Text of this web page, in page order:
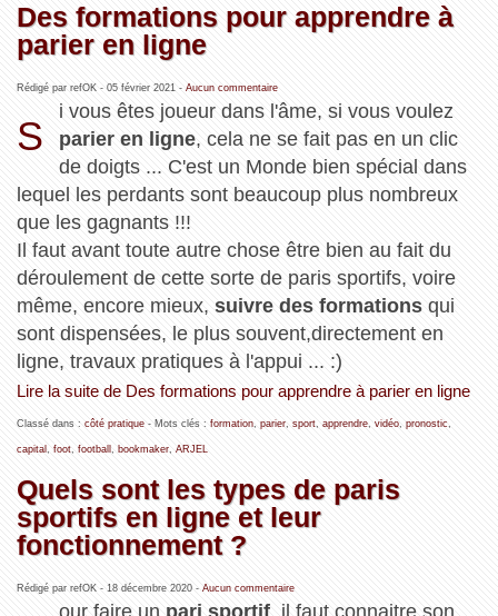
Des formations pour apprendre à
parier en ligne
Rédigé par refOK - 05 février 2021- Aucun commentaire
S
i vous êtes joueur dans l'âme, si vous voulez
parier en ligne, cela ne se fait pas en un clic
de doigts ... C'est un Monde bien spécial dans
lequel les perdants sont beaucoup plus nombreux
que les gagnants !!!
Il faut avant toute autre chose être bien au fait du
déroulement de cette sorte de paris sportifs, voire
même, encore mieux, suivre des formationsqui
sont dispensées, le plus souvent,directement en
ligne, travaux pratiques à l'appui ... :)
Lire la suite de Des formations pour apprendre à parier en ligne
Classé dans : côté pratique- Mots clés : formation, parier, sport, apprendre, vidéo, pronostic,
capital , foot, football , bookmaker, ARJEL
Quels sont les types de paris
sportifs en ligne et leur
fonctionnement ?
Rédigé par refOK - 18 décembre 2020- Aucun commentaire